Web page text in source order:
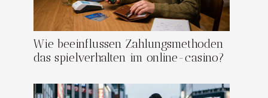
Wie beeinflussen Zahlungsmethoden
das spielverhalten im online-casino?